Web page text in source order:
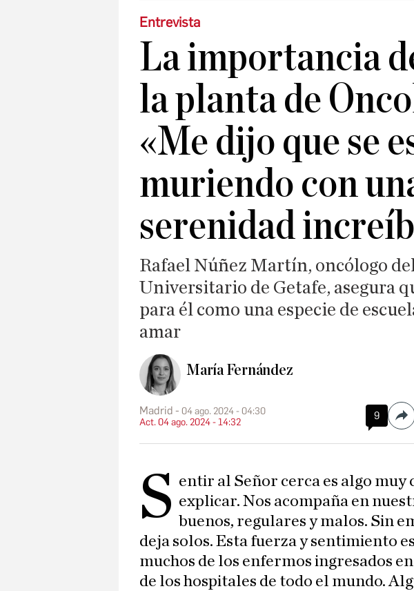
Entrevista
La importancia
la planta de
«Me dijo que se
muriendo con
serenidad
Rafael Núñez Martín, oncólogo
Universitario de Getafe, asegura
para él como una especie de
amar
María Fernández
Madrid
04 ago. 2024 - 04:30
Act. 04 ago. 2024 - 14:32
9
S entir al Señor cerca es algo muy
explicar. Nos acompaña en
buenos, regulares y malos. Sin
deja solos. Esta fuerza y sentimiento
muchos de los enfermos ingresados
de los hospitales de todo el mundo.